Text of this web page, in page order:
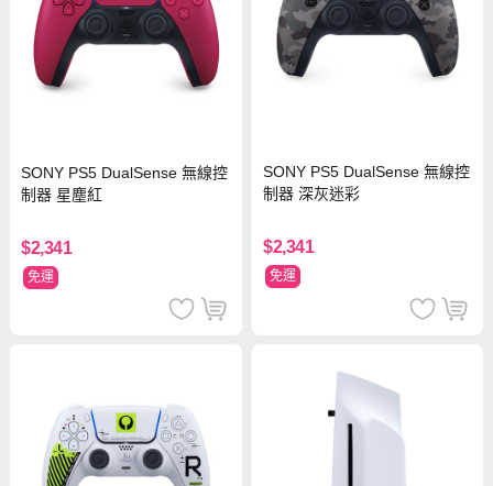
SONY PS5 DualSense 無線控
制器 星塵紅
$2,341
免運
SONY PS5 DualSense 無線控
制器 深灰迷彩
$2,341
免運